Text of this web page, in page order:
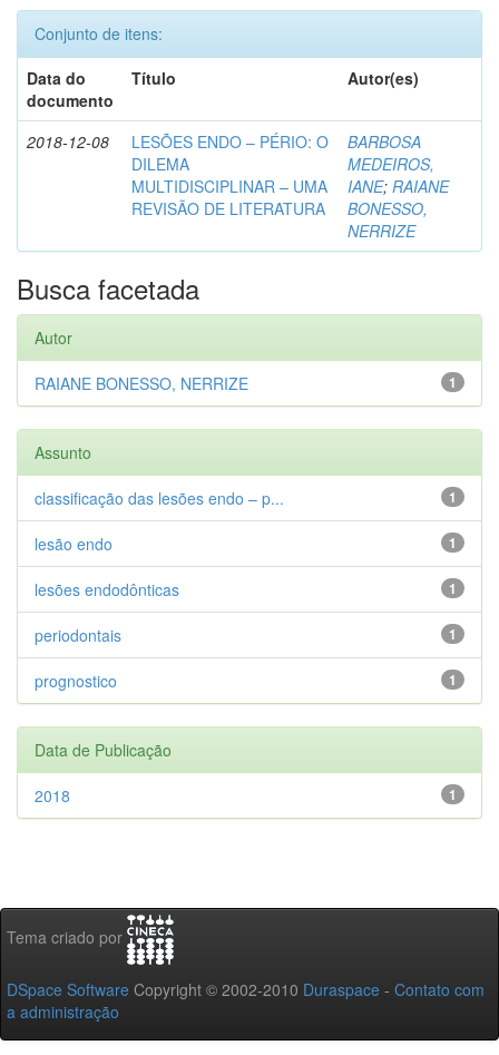
Conjunto de itens:
Data do
documento
Título Autor(es)
2018-12-08
LESÕES ENDO – PÉRIO: O
DILEMA
MULTIDISCIPLINAR – UMA
REVISÃO DE LITERATURA
BARBOSA
MEDEIROS,
IANE; RAIANE
BONESSO,
NERRIZE
Busca facetada
Autor
1
RAIANE BONESSO, NERRIZE
Assunto
1
classificação das lesões endo – p...
1
lesão endo
1
lesões endodônticas
1
periodontais
1
prognostico
Data de Publicação
1
2018
Tema criado por
DSpace Software Copyright © 2002-2010 Duraspace - Contato com
a administração